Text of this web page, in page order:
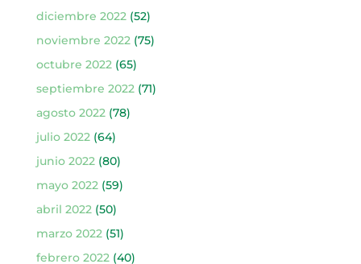
diciembre 2022(52)
noviembre 2022(75)
octubre 2022(65)
septiembre 2022(71)
agosto 2022(78)
julio 2022(64)
junio 2022(80)
mayo 2022(59)
abril 2022(50)
marzo 2022(51)
febrero 2022(40)